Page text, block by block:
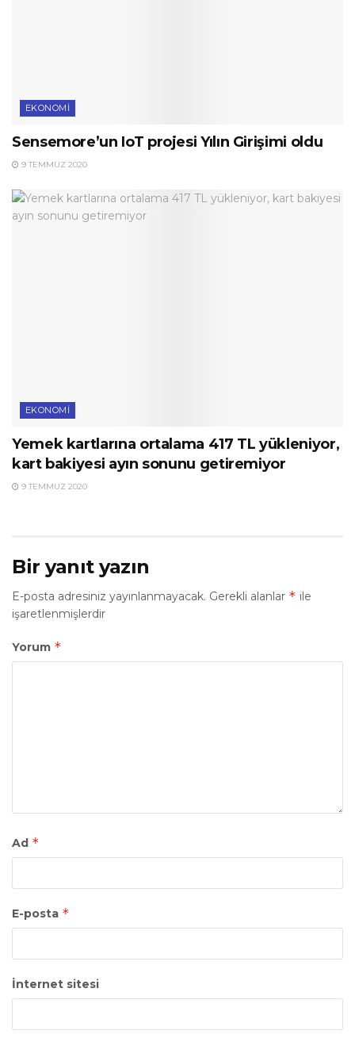
EKONOMI
Sensemore’un IoT projesi Yılın Girişimi oldu
9 TEMMUZ 2020
EKONOMI
Yemek kartlarına ortalama 417 TL yükleniyor,
kart bakiyesi ayın sonunu getiremiyor
9 TEMMUZ 2020
Bir yanıt yazın
E-posta adresiniz yayınlanmayacak. Gerekli alanlar * ile
işaretlenmişlerdir
Yorum *
Ad *
E-posta *
İnternet sitesi